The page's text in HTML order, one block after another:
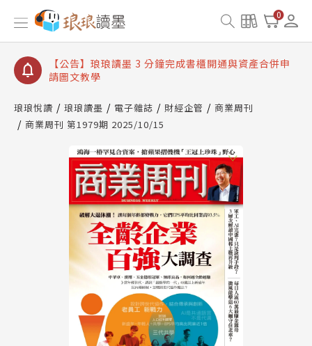
0
【公告】琅琅讀墨數位閱讀資產合併與書櫃開通申請
【公告】琅琅讀墨書櫃開通常見問題
【公告】琅琅讀墨 3 分鐘完成書櫃開通與資產合併申
請圖文教學
查詢
【公告】琅琅讀墨數位閱讀資產合併與書櫃開通申請
琅琅悅讀 琅琅讀墨 電子雜誌 財經企管
商業周刊
商業周刊 第1979期 2025/10/15